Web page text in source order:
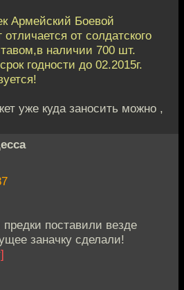
Армейский Боевой
от солдатского
наличии 700 шт.
годности до 02.2015г.
уже куда заносить можно ,
поставили везде
заначку сделали!